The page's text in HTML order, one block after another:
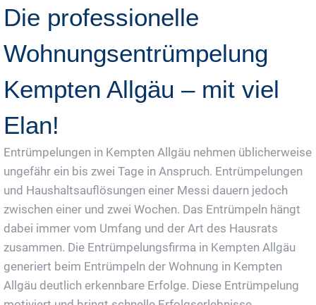
Die professionelle
Wohnungsentrümpelung
Kempten Allgäu – mit viel
Elan!
Entrümpelungen in Kempten Allgäu nehmen üblicherweise
ungefähr ein bis zwei Tage in Anspruch. Entrümpelungen
und Haushaltsauflösungen einer Messi dauern jedoch
zwischen einer und zwei Wochen. Das Entrümpeln hängt
dabei immer vom Umfang und der Art des Hausrats
zusammen. Die Entrümpelungsfirma in Kempten Allgäu
generiert beim Entrümpeln der Wohnung in Kempten
Allgäu deutlich erkennbare Erfolge. Diese Entrümpelung